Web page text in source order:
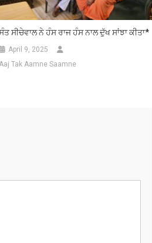
ਸੀਚੇਵਾਲ ਨੇ ਹੰਸ ਰਾਜ ਹੰਸ ਨਾਲ ਦੁੱਖ ਸਾਂਝਾ ਕੀਤਾ*
April 9, 2025
Aaj Tak Aamne Saamne